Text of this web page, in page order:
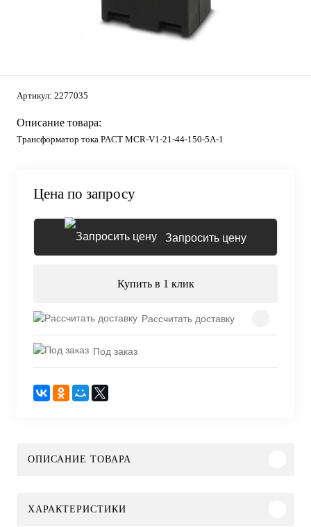
Артикул: 2277035
Описание товара:
Трансформатор тока PACT MCR-V1-21-44-150-5A-1
Цена по запросу
Запросить цену
Купить в 1 клик
Рассчитать доставку
Под заказ
ОПИСАНИЕ ТОВАРА
ХАРАКТЕРИСТИКИ